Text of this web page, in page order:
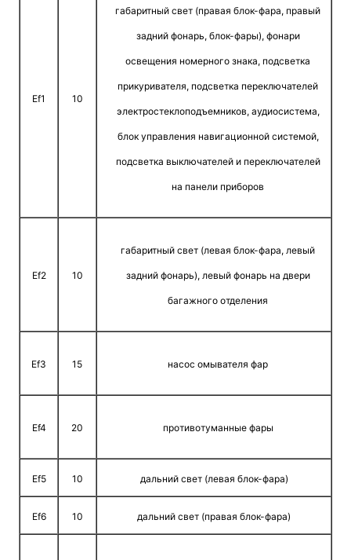
Ef1 10
габаритный свет (правая блок-фара, правый
задний фонарь, блок-фары), фонари
освещения но­мерного знака, подсветка
прикуривателя, подсветка переключателей
электростеклоподъемников, аудиосистема,
блок управления навигационной системой,
подсветка выключателей и переключате­лей
на панели приборов
Ef2 10
габаритный свет (левая блок-фара, левый
задний фонарь), левый фонарь на двери
багажного отде­ления
Ef3 15 насос омывателя фар
Ef4 20 противотуманные фары
Ef5 10 дальний свет (левая блок-фара)
Ef6 10 дальний свет (правая блок-фара)